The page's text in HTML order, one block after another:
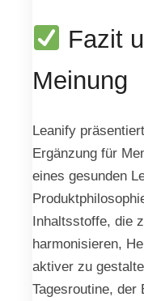
Fazit
Meinung
Leanify
Ergänzung für
eines gesunden
Inhaltsstoffe, die
harmonisieren,
aktiver zu
Tagesroutine, der